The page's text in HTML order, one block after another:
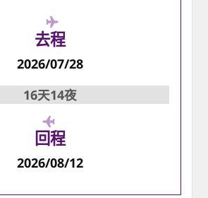
去程
2026/07/28
16天14夜
回程
2026/08/12